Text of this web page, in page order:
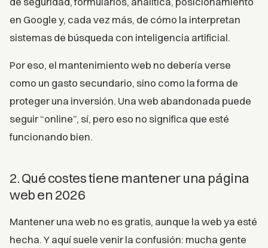
en Google y, cada vez más, de cómo la interpretan
sistemas de búsqueda con inteligencia artificial.
Por eso, el mantenimiento web no debería verse
como un gasto secundario, sino como la forma de
proteger una inversión. Una web abandonada puede
seguir “online”, sí, pero eso no significa que esté
funcionando bien.
2. Qué costes tiene mantener una página
web en 2026
Mantener una web no es gratis, aunque la web ya esté
hecha. Y aquí suele venir la confusión: mucha gente